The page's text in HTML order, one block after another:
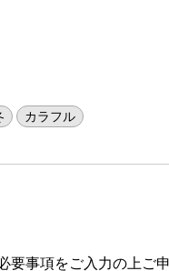
カラフル
要事項をご入力の上ご